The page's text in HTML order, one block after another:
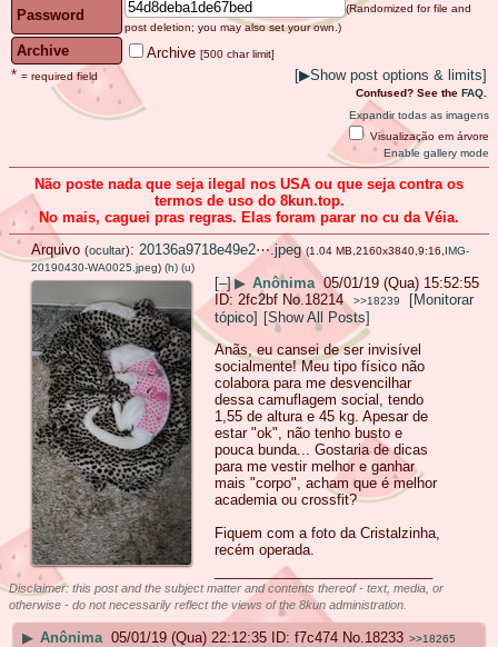
Password
(Randomized for file and
post deletion; you may also set your own.)
Archive Archive [500 char limit]
* = required field [▶Show post options & limits]
Confused? See the FAQ
Expandir todas as imagens
Visualização em árvore
Enable gallery mode
Não poste nada que seja ilegal nos USA ou que seja contra os
termos de uso do 8kun.top.
No mais, caguei pras regras. Elas foram parar no cu da Véia.
Arquivo (ocultar): 20136a9718e49e2⋯.jpeg (1.04 MB,2160x3840,9:16,IMG-
20190430-WA0025.jpeg) (h) (u)
[–] ▶ Anônima 05/01/19 (Qua) 15:52:55
2fc2bf No.18214 >>18239
[Monitorar
tópico] [Show All Posts]
Anãs, eu cansei de ser invisível
socialmente! Meu tipo físico não
colabora para me desvencilhar
dessa camuflagem social, tendo
1,55 de altura e 45 kg. Apesar de
estar "ok", não tenho busto e
pouca bunda... Gostaria de dicas
para me vestir melhor e ganhar
mais "corpo", acham que é melhor
academia ou crossfit?
Fiquem com a foto da Cristalzinha,
recém operada.
____________________________
Disclaimer: this post and the subject matter and contents thereof - text, media, or
otherwise - do not necessarily reflect the views of the 8kun administration.
▶ Anônima 05/01/19 (Qua) 22:12:35 f7c474 No. 18233 >>18265